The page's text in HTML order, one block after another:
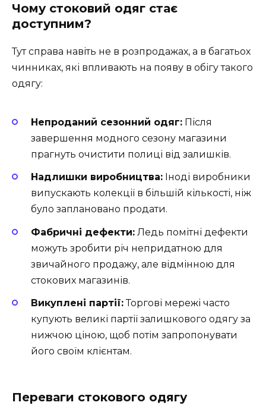
Чому стоковий одяг стає
доступним?
Тут справа навіть не в розпродажах, а в багатьох
чинниках, які впливають на появу в обігу такого
одягу:
Непроданий сезонний одяг: Після
завершення модного сезону магазини
прагнуть очистити полиці від залишків.
Надлишки виробництва: Іноді виробники
випускають колекції в більшій кількості, ніж
було заплановано продати.
Фабричні дефекти: Ледь помітні дефекти
можуть зробити річ непридатною для
звичайного продажу, але відмінною для
стокових магазинів.
Викуплені партії:Торгові мережі часто
купують великі партії залишкового одягу за
нижчою ціною, щоб потім запропонувати
його своїм клієнтам.
Переваги стокового одягу